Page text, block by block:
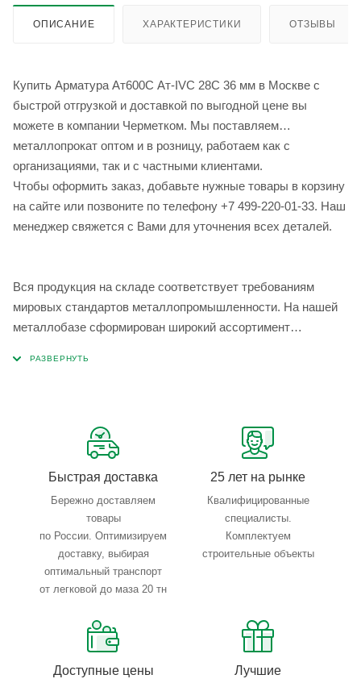
ОПИСАНИЕ ХАРАКТЕРИСТИКИ ОТЗЫВЫ
Купить Арматура Ат600С Ат-IVС 28С 36 мм в Москве с
быстрой отгрузкой и доставкой по выгодной цене вы
можете в компании Черметком. Мы поставляем
металлопрокат оптом и в розницу, работаем как с
организациями, так и с частными клиентами.
Чтобы оформить заказ, добавьте нужные товары в корзину
на сайте или позвоните по телефону +7 499-220-01-33. Наш
менеджер свяжется с Вами для уточнения всех деталей.
Вся продукция на складе соответствует требованиям
мировых стандартов металлопромышленности. На нашей
металлобазе сформирован широкий ассортимент
Быстрая доставка
Бережно доставляем
товары
по России. Оптимизируем
доставку, выбирая
оптимальный транспорт
от легковой до маза 20 тн
25 лет на рынке
Квалифицированные
специалисты.
Комплектуем
строительные объекты
Доступные цены Лучшие